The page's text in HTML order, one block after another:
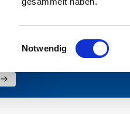
Einwilligungsauswahl
Notwendig